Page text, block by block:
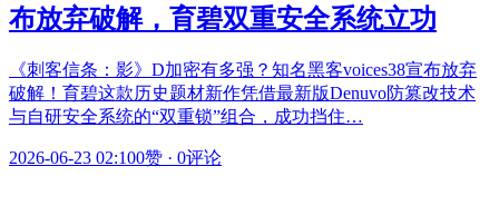
布放弃破解，育碧双重安全系统立功
《刺客信条：影》D加密有多强？知名黑客voices38宣布放弃
破解！育碧这款历史题材新作凭借最新版Denuvo防篡改技术
与自研安全系统的“双重锁”组合，成功挡住…
2026-06-23 02:100赞 · 0评论